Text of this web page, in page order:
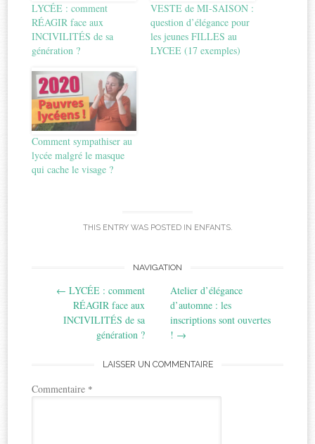
LYCÉE : comment
RÉAGIR face aux
INCIVILITÉS de sa
génération ?
VESTE de MI-SAISON :
question d’élégance pour
les jeunes FILLES au
LYCEE (17 exemples)
Comment sympathiser au
lycée malgré le masque
qui cache le visage ?
THIS ENTRY WAS POSTED IN ENFANTS.
navigation
NAVIGATION
← LYCÉE : comment
RÉAGIR face aux
INCIVILITÉS de sa
génération ?
Atelier d’élégance
d’automne : les
inscriptions sont ouvertes
! →
LAISSER UN COMMENTAIRE
Commentaire *